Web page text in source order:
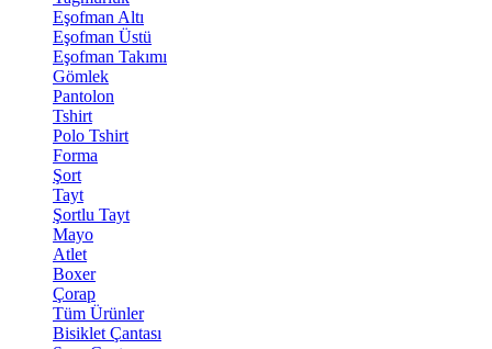
Eşofman Altı
Eşofman Üstü
Eşofman Takımı
Gömlek
Pantolon
Tshirt
Polo Tshirt
Forma
Şort
Tayt
Şortlu Tayt
Mayo
Atlet
Boxer
Çorap
Tüm Ürünler
Bisiklet Çantası